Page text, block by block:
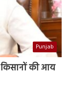
Punjab
की आय